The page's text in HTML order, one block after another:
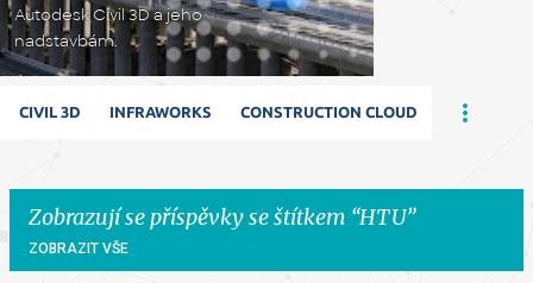
Autodesk Civil 3D a jeho
nadstavbám.
CIVIL 3D INFRAWORKS CONSTRUCTION CLOUD
Zobrazují se příspěvky se štítkem HTU
ZOBRAZIT VŠE